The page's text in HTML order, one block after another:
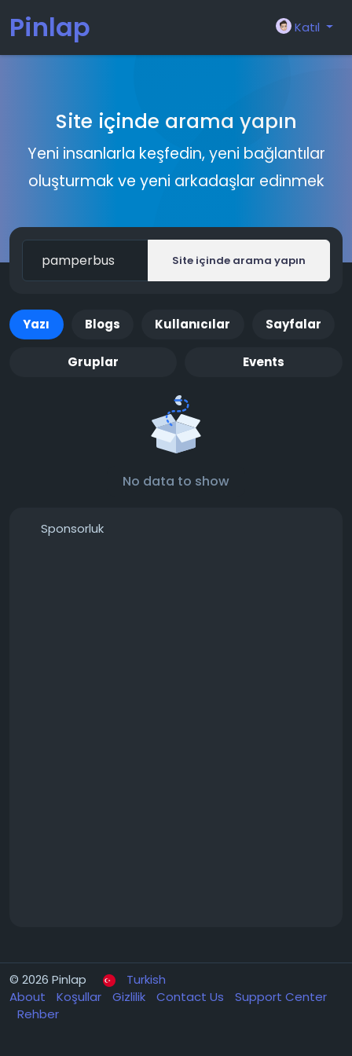
Pinlap Katıl
Site içinde arama yapın
Yeni insanlarla keşfedin, yeni bağlantılar
oluşturmak ve yeni arkadaşlar edinmek
Site içinde arama yapın
Yazı Blogs Kullanıcılar Sayfalar
Gruplar Events
No data to show
Sponsorluk
© 2026 Pinlap
Turkish
About
Koşullar Gizlilik Contact Us
Support Center
Rehber